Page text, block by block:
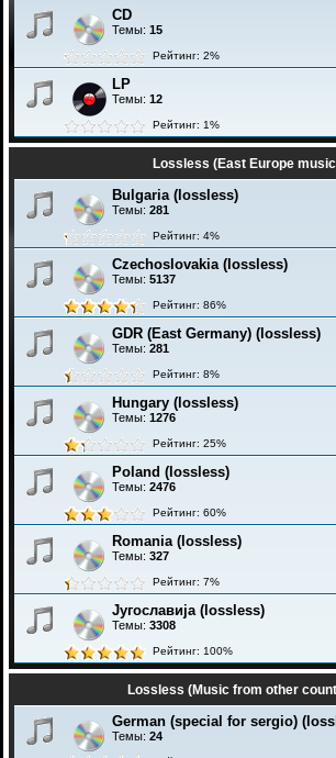
CD
Темы: 15
Рейтинг: 2%
LP
Темы: 12
Рейтинг: 1%
Lossless (East Europe
Bulgaria (lossless)
Темы: 281
Рейтинг: 4%
Czechoslovakia (lossless)
Темы: 5137
Рейтинг: 86%
GDR (East Germany) (lossless)
Темы: 281
Рейтинг: 8%
Hungary (lossless)
Темы: 1276
Рейтинг: 25%
Poland (lossless)
Темы: 2476
Рейтинг: 60%
Romania (lossless)
Темы: 327
Рейтинг: 7%
Југославија (lossless)
Темы: 3308
Рейтинг: 100%
Lossless (Music from other
German (special for sergio)
Темы: 24